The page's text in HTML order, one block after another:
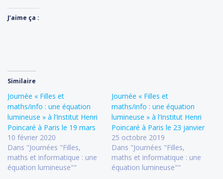
J’aime ça :
Similaire
Journée « Filles et
maths/info : une équation
lumineuse » à l’Institut Henri
Poincaré à Paris le 19 mars
10 février 2020
Dans "Journées "Filles,
maths et informatique : une
équation lumineuse""
Journée « Filles et
maths/info : une équation
lumineuse » à l’Institut Henri
Poincaré à Paris le 23 janvier
25 octobre 2019
Dans "Journées "Filles,
maths et informatique : une
équation lumineuse""